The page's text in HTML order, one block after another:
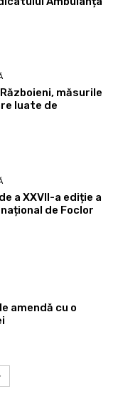
măsurile
luate de
a XXVII-a ediție a
de Foclor
amendă cu o